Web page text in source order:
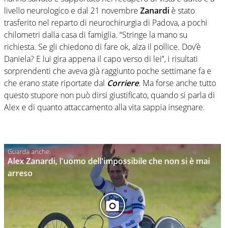
livello neurologico e dal 21 novembre Zanardi è stato
trasferito nel reparto di neurochirurgia di Padova, a pochi
chilometri dalla casa di famiglia. “Stringe la mano su
richiesta. Se gli chiedono di fare ok, alza il pollice. Dov’è
Daniela? E lui gira appena il capo verso di lei”, i risultati
sorprendenti che aveva già raggiunto poche settimane fa e
che erano state riportate dal Corriere. Ma forse anche tutto
questo stupore non può dirsi giustificato, quando si parla di
Alex e di quanto attaccamento alla vita sappia insegnare.
Alex Zanardi, l'uomo dell'impossibile che non si è mai
arreso